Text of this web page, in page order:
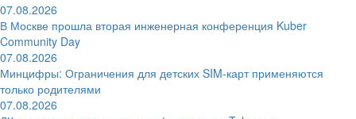
07.08.2026
В Москве прошла вторая инженерная конференция Kuber
Community Day
07.08.2026
Минцифры: Ограничения для детских SIM-карт применяются
только родителями
07.08.2026